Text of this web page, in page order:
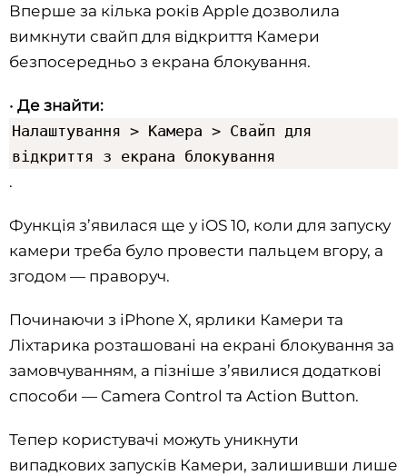
Вперше за кілька років Apple дозволила
вимкнути свайп для відкриття Камери
безпосередньо з екрана блокування.
• Де знайти:
Налаштування > Камера > Свайп для
відкриття з екрана блокування
.
Функція з’явилася ще у iOS 10, коли для запуску
камери треба було провести пальцем вгору, а
згодом — праворуч.
Починаючи з iPhone X, ярлики Камери та
Ліхтарика розташовані на екрані блокування за
замовчуванням, а пізніше з’явилися додаткові
способи — Camera Control та Action Button.
Тепер користувачі можуть уникнути
випадкових запусків Камери, залишивши лише